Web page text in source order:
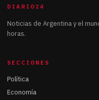
DIARIO24
Noticias de Argentina y el
horas.
SECCIONES
Política
Economía